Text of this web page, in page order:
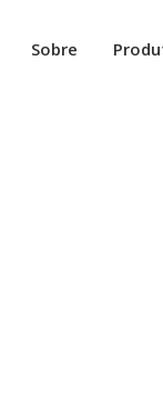
Sobre